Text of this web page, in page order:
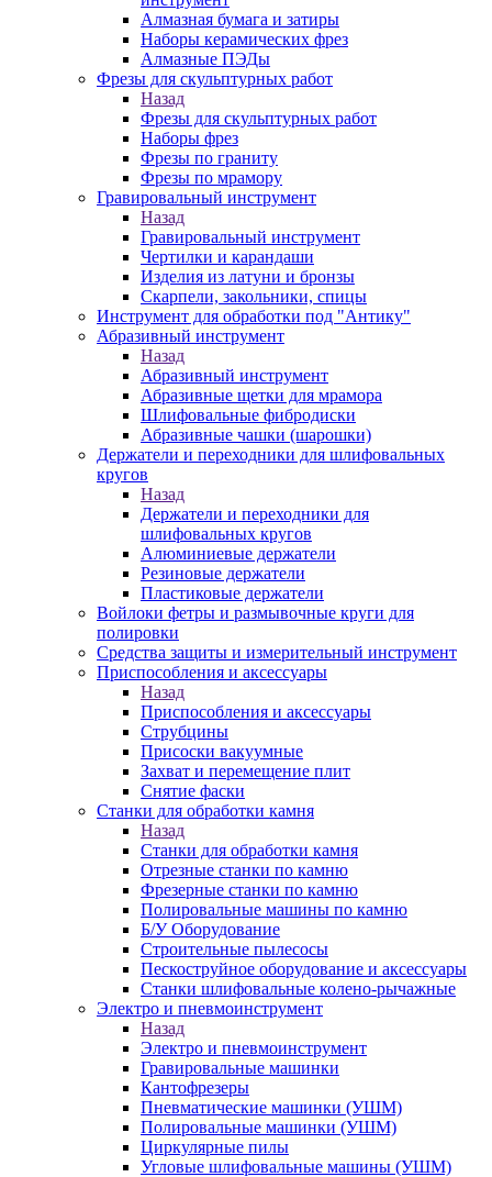
Алмазная бумага и затиры
Наборы керамических фрез
Алмазные ПЭДы
Фрезы для скульптурных работ
Назад
Фрезы для скульптурных работ
Наборы фрез
Фрезы по граниту
Фрезы по мрамору
Гравировальный инструмент
Назад
Гравировальный инструмент
Чертилки и карандаши
Изделия из латуни и бронзы
Скарпели, закольники, спицы
Инструмент для обработки под "Антику"
Абразивный инструмент
Назад
Абразивный инструмент
Абразивные щетки для мрамора
Шлифовальные фибродиски
Абразивные чашки (шарошки)
Держатели и переходники для шлифовальных
кругов
Назад
Держатели и переходники для
шлифовальных кругов
Алюминиевые держатели
Резиновые держатели
Пластиковые держатели
Войлоки фетры и размывочные круги для
полировки
Средства защиты и измерительный инструмент
Приспособления и аксессуары
Назад
Приспособления и аксессуары
Струбцины
Присоски вакуумные
Захват и перемещение плит
Снятие фаски
Станки для обработки камня
Назад
Станки для обработки камня
Отрезные станки по камню
Фрезерные станки по камню
Полировальные машины по камню
Б/У Оборудование
Строительные пылесосы
Пескоструйное оборудование и аксессуары
Станки шлифовальные колено-рычажные
Электро и пневмоинструмент
Назад
Электро и пневмоинструмент
Гравировальные машинки
Кантофрезеры
Пневматические машинки (УШМ)
Полировальные машинки (УШМ)
Циркулярные пилы
Угловые шлифовальные машины (УШМ)